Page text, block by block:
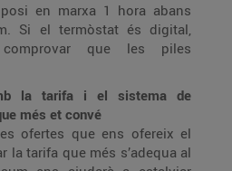
en marxa 1 hora abans
Si el termòstat és digital,
que les piles
la tarifa i el sistema de
calefacció que més et convé
ofertes que ens ofereix el
al